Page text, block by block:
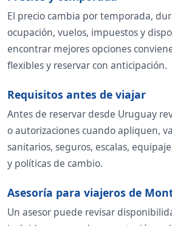
El precio cambia por temporada,
ocupación, vuelos, impuestos y
encontrar mejores opciones
flexibles y reservar con anticipación.
Requisitos antes de viajar
Antes de reservar desde Uruguay
o autorizaciones cuando apliquen,
sanitarios, seguros, escalas,
y políticas de cambio.
Asesoría para viajeros de
Un asesor puede revisar